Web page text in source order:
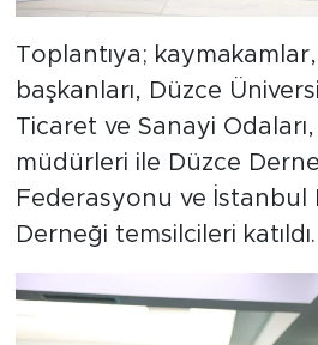
Toplantıya;
başkanları, Düzce
Ticaret ve Sanayi
müdürleri ile Düzce
Federasyonu ve İstanbul
Derneği temsilcileri katıldı.